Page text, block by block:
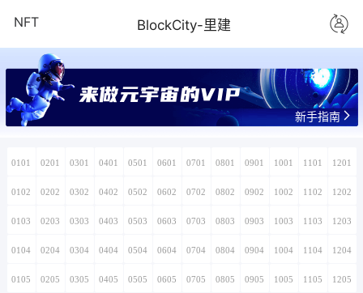
NFT BlockCity-里建
来做元宇宙的VIP
新手指南
0101 0201 0301 0401 0501 0601 0701 0801 0901 1001 1101 1201
0102 0202 0302 0402 0502 0602 0702 0802 0902 1002 1102 1202
0103 0203 0303 0403 0503 0603 0703 0803 0903 1003 1103 1203
0104 0204 0304 0404 0504 0604 0704 0804 0904 1004 1104 1204
0105 0205 0305 0405 0505 0605 0705 0805 0905 1005 1105 1205